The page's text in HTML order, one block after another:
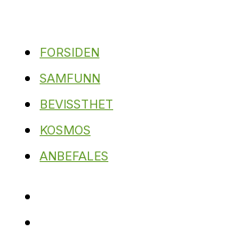
FORSIDEN
SAMFUNN
BEVISSTHET
KOSMOS
ANBEFALES